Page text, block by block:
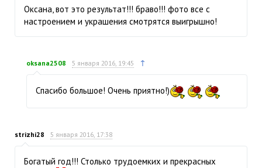
Оксана, вот это результат!!! браво!!! фото все с
настроением и украшения смотрятся выигрышно!
oksana2508 5 января 2016, 19:45 ↑
Спасибо большое! Очень приятно!)
strizhi28 5 января 2016, 17:38
Богатый год!!! Столько трудоемких и прекрасных